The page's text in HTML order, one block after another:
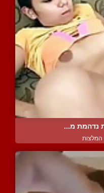
נדהמת מ...